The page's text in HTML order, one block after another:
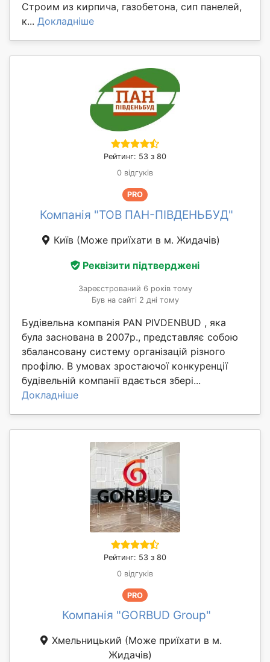
Строим из кирпича, газобетона, сип панелей,
к... Докладніше
Рейтинг: 53 з 80
0 відгуків
PRO
Компанія "ТОВ ПАН-ПІВДЕНЬБУД"
Київ (Може приїхати в м. Жидачів)
Реквізити підтверджені
Зареєстрований 6 років тому
Був на сайті 2 дні тому
Будівельна компанія PAN PIVDENBUD , яка
була заснована в 2007р., представляє собою
збалансовану систему організацій різного
профілю. В умовах зростаючої конкуренції
будівельній компанії вдається збері...
Докладніше
Рейтинг: 53 з 80
0 відгуків
PRO
Компанія "GORBUD Group"
Хмельницький (Може приїхати в м.
Жидачів)